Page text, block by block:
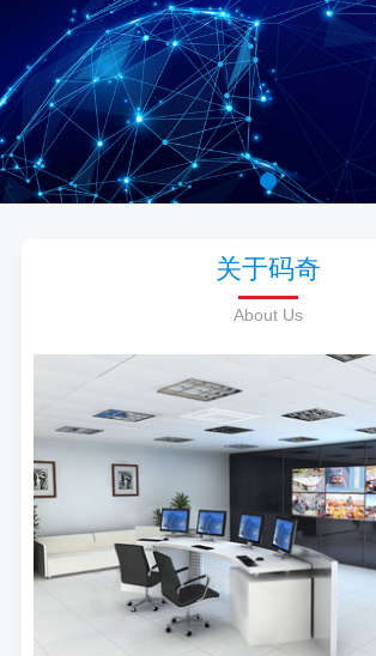
关于码奇
About Us